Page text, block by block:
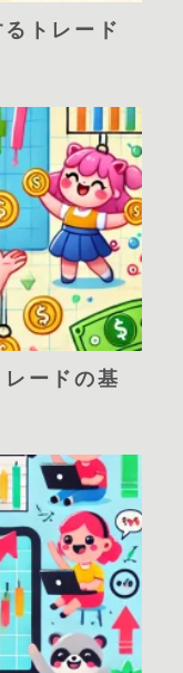
トレード
ードの基